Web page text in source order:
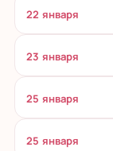
22 января
23 января
25 января
25 января